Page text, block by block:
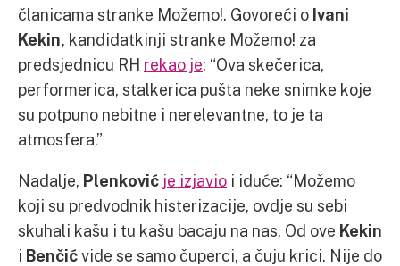
članicama stranke Možemo!. Govoreći o Ivani
Kekin, kandidatkinji stranke Možemo! za
predsjednicu RH rekao je: “Ova skečerica,
performerica, stalkerica pušta neke snimke koje
su potpuno nebitne i nerelevantne, to je ta
atmosfera.”
Nadalje, Plenković je izjavio i iduće: “Možemo
koji su predvodnik histerizacije, ovdje su sebi
skuhali kašu i tu kašu bacaju na nas. Od ove Kekin
i Benčićvide se samo čuperci, a čuju krici. Nije do